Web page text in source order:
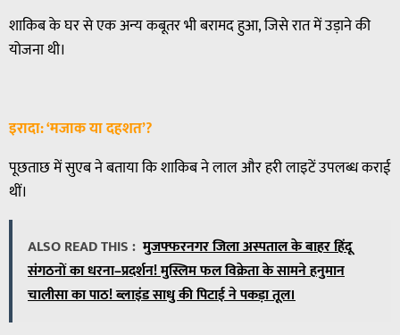
शाकिब के घर से एक अन्य कबूतर भी बरामद हुआ, जिसे रात में उड़ाने की
योजना थी।
इरादा: ‘मजाक या दहशत’?
पूछताछ में सुएब ने बताया कि शाकिब ने लाल और हरी लाइटें उपलब्ध कराई
थीं।
ALSO READ THIS : मुजफ्फरनगर जिला अस्पताल के बाहर हिंदू
संगठनों का धरना–प्रदर्शन! मुस्लिम फल विक्रेता के सामने हनुमान
चालीसा का पाठ! ब्लाइंड साधु की पिटाई ने पकड़ा तूल।